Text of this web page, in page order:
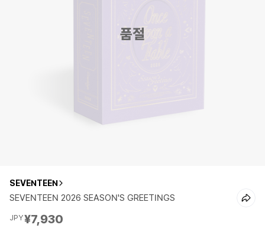
품절
SEVENTEEN
SEVENTEEN 2026 SEASON'S GREETINGS
JPY¥7,930